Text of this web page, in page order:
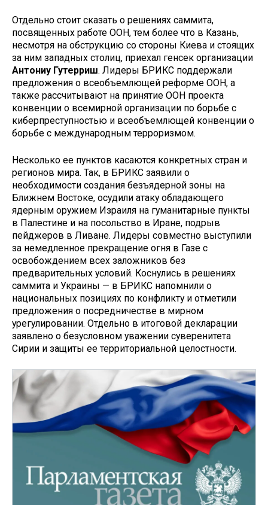
Отдельно стоит сказать о решениях саммита,
посвященных работе ООН, тем более что в Казань,
несмотря на обструкцию со стороны Киева и стоящих
за ним западных столиц, приехал генсек организации
Антониу Гутерриш. Лидеры БРИКС поддержали
предложения о всеобъемлющей реформе ООН, а
также рассчитывают на принятие ООН проекта
конвенции о всемирной организации по борьбе с
киберпреступностью и всеобъемлющей конвенции о
борьбе с международным терроризмом.
Несколько ее пунктов касаются конкретных стран и
регионов мира. Так, в БРИКС заявили о
необходимости создания безъядерной зоны на
Ближнем Востоке, осудили атаку обладающего
ядерным оружием Израиля на гуманитарные пункты
в Палестине и на посольство в Иране, подрыв
пейджеров в Ливане. Лидеры совместно выступили
за немедленное прекращение огня в Газе с
освобождением всех заложников без
предварительных условий. Коснулись в решениях
саммита и Украины — в БРИКС напомнили о
национальных позициях по конфликту и отметили
предложения о посредничестве в мирном
урегулировании. Отдельно в итоговой декларации
заявлено о безусловном уважении суверенитета
Сирии и защиты ее территориальной целостности.